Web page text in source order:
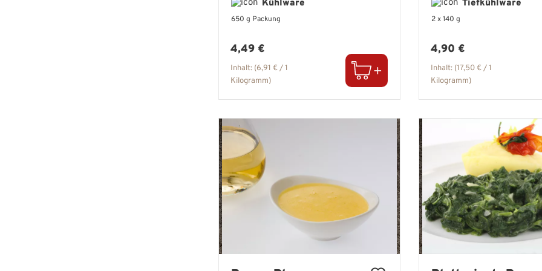
Kühlware
650 g Packung
Regulärer Preis:
4,49 €
Inhalt: (6,91 € / 1
Kilogramm)
Tiefkühlware
2 x 140 g
Regulärer Preis:
4,90 €
Inhalt: (17,50 € / 1
Kilogramm)